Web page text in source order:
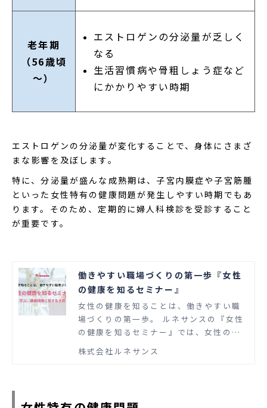
老年期
（56歳頃
～）
エストロゲンの分泌量が乏しく
なる
生活習慣病や骨粗しょう症など
にかかりやすい時期
エストロゲンの分泌量が変化することで、身体にさまざ
まな影響を及ぼします。
特に、分泌量が盛んな成熟期は、子宮内膜症や子宮筋腫
といった女性特有の健康問題が発生しやすい時期でもあ
ります。そのため、定期的に婦人科検診を受診すること
が重要です。
働きやすい職場づくりの第一歩『女性
の健康を知るセミナー』
女性の健康を知ることは、働きやすい職
場づくりの第一歩。 ルネサンスの『女性
の健康を知るセミナー』では、女性のラ
学べます。働く女性の増加とライフスタ
株式会社ルネサンス